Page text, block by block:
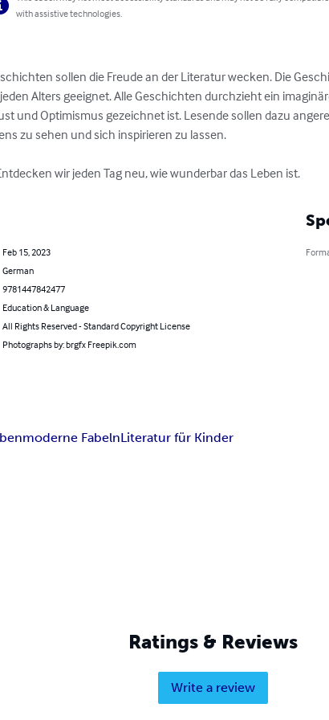
with assistive technologies.
sollen die Freude an der Literatur wecken. Die
Alters geeignet. Alle Geschichten durchzieht ein
und Optimismus gezeichnet ist. Lesende sollen dazu
zu sehen und sich inspirieren zu lassen.
wir jeden Tag neu, wie wunderbar das Leben ist.
Feb 15, 2023
German
9781447842477
Education & Language
All Rights Reserved - Standard Copyright License
Photographs by: brgfx Freepik.com
moderne FabelnLiteratur für Kinder
Ratings & Reviews
Write a review